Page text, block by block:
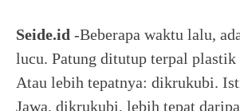
Seide.id -Beberapa waktu lalu,
lucu. Patung ditutup terpal plastik
Atau lebih tepatnya: dikrukubi.
Jawa, dikrukubi, lebih tepat